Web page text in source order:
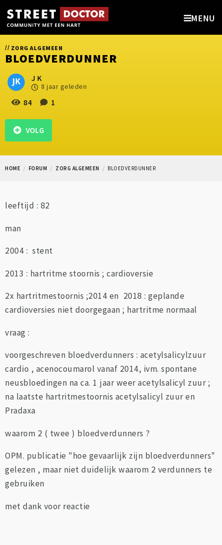
MENU
// ZORG ALGEMEEN
BLOEDVERDUNNER
J K
8 jaar geleden
84 1
VOLG
HOME FORUM ZORG ALGEMEEN BLOEDVERDUNNER
leeftijd : 82
man
2004 : stent
2013 : hartritme stoornis ; cardioversie
2x hartritmestoornis ;2014 en 2018 : geplande
cardioversies niet doorgegaan ; hartritme normaal
vraag :
voorgeschreven bloedverdunners : acetylsalicylzuur
cardio , acenocoumarol vanaf 2014, ivm. spontane
neusbloedingen na ca. 1 jaar weer acetylsalicyl zuur ;
na laatste hartritmestoornis acetylsalicyl zuur en
Pradaxa
waarom 2 ( twee ) bloedverdunners ?
OPM. publicatie "hoe gevaarlijk zijn bloedverdunners"
gelezen , maar niet duidelijk waarom 2 verdunners te
gebruiken
met dank voor reactie